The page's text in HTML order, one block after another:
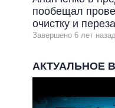
пообещал
очистку и
Завершено 6 лет
АКТУАЛЬНОЕ